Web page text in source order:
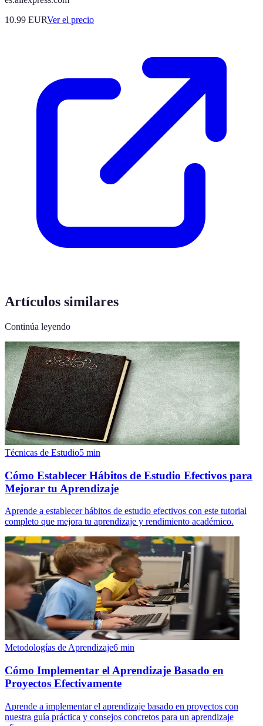
10.99 EURVer el precio
Artículos similares
Continúa leyendo
Técnicas de Estudio5 min
Cómo Establecer Hábitos de Estudio Efectivos para
Mejorar tu Aprendizaje
Aprende a establecer hábitos de estudio efectivos con este tutorial
completo que mejora tu aprendizaje y rendimiento académico.
Metodologías de Aprendizaje6 min
Cómo Implementar el Aprendizaje Basado en
Proyectos Efectivamente
Aprende a implementar el aprendizaje basado en proyectos con
nuestra guía práctica y consejos concretos para un aprendizaje